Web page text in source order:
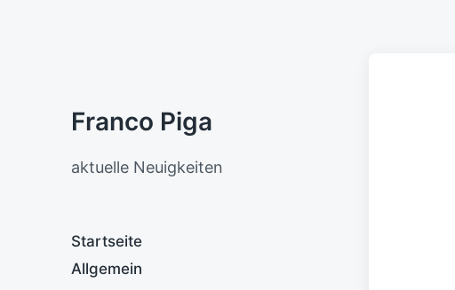
Franco Piga
aktuelle Neuigkeiten
Startseite
Allgemein